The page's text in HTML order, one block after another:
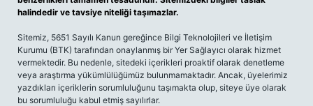
halindedir ve tavsiye niteliği taşımazlar.
Sitemiz, 5651 Sayılı Kanun gereğince Bilgi Teknolojileri ve İletişim
Kurumu (BTK) tarafından onaylanmış bir Yer Sağlayıcı olarak hizmet
vermektedir. Bu nedenle, sitedeki içerikleri proaktif olarak denetleme
veya araştırma yükümlülüğümüz bulunmamaktadır. Ancak, üyelerimiz
yazdıkları içeriklerin sorumluluğunu taşımakta olup, siteye üye olarak
bu sorumluluğu kabul etmiş sayılırlar.